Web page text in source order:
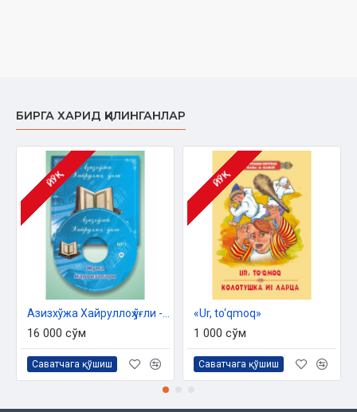
БИРГА ХАРИД ҚИЛИНГАНЛАР
ЙЎҚ
16 000 сўм
Саватчага қўшиш
ЙЎҚ
«Ur, to‘qmoq»
1 000 сўм
Саватчага қўшиш